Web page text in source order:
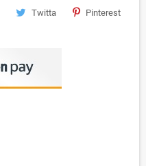
Twitta Pinterest